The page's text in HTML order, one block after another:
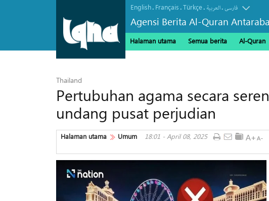
English. Français.Türkçe. العربیة.فارسی
Agensi Berita Al-Quran
Halaman utama Semua berita Al-Quran
Thailand
Pertubuhan agama secara
undang pusat perjudian
Halaman utama Umum 18:01 - April 08, 2025